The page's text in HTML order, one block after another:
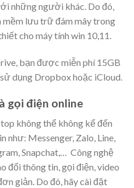
những người khác. Do đó,
mềm lưu trữ đám mây trong
cho máy tính win 10,11.
bạn được miễn phí 15GB
dụng Dropbox hoặc iCloud.
gọi điện online
không thể không kể đến
như: Messenger, Zalo, Line,
Snapchat,… Công nghệ
đổi thông tin, gọi điện, video
giản. Do đó, hãy cài đặt